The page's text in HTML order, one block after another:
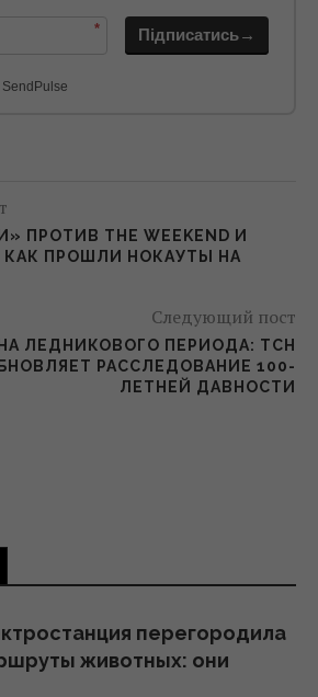
* Підписатись→
ПРОТИВ THE WEEKEND И
КАК ПРОШЛИ НОКАУТЫ НА
Следующий пост
ЛЕДНИКОВОГО ПЕРИОДА: ТСН
РАССЛЕДОВАНИЕ 100-
ЛЕТНЕЙ ДАВНОСТИ
перегородила
животных: они